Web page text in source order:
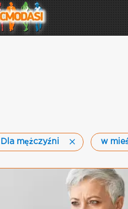
Dla mężczyźni w